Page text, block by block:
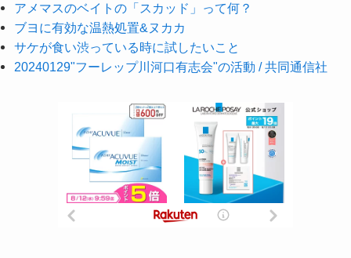
アメマスのベイトの「スカッド」って何？
ブヨに有効な温熱処置&ヌカカ
サケが食い渋っている時に試したいこと
20240129"フーレップ川河口有志会"の活動 / 共同通信社